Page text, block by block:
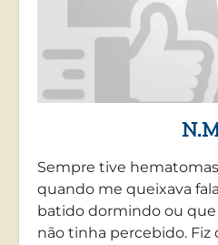
Sempre tive
quando me queixava
batido dormindo ou
não tinha percebido.